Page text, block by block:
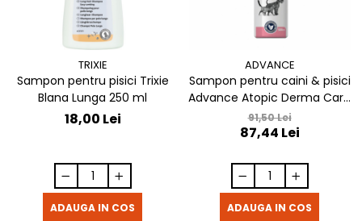
TRIXIE
Sampon pentru pisici Trixie
Blana Lunga 250 ml
18,00 Lei
ADAUGA IN COS
ADVANCE
Sampon pentru caini & pisici
Advance Atopic Derma Care
300 ml
91,50 Lei
87,44 Lei
ADAUGA IN COS